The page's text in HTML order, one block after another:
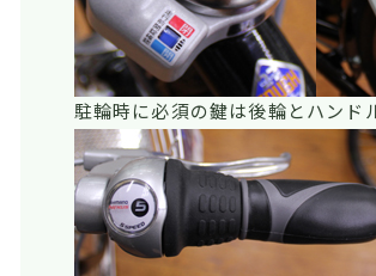
駐輪時に必須の鍵は後輪とハンド